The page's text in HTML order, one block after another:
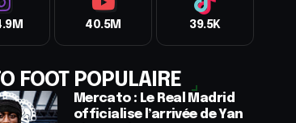
40.5M 39.5K
FOOT POPULAIRE
Mercato : Le Real Madrid
officialise l’arrivée de Yan